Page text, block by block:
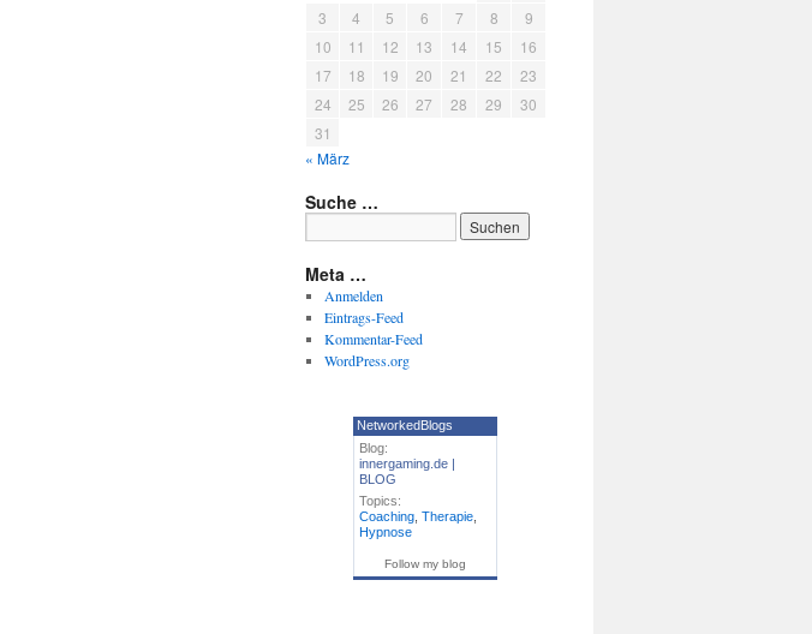
3
4 5 6 7 8
9
10
11 12 13 14 15
16
17
18 19 20 21 22
23
24
25 26 27 28 29
30
31
« März
Suche …
Meta …
Anmelden
Eintrags-Feed
Kommentar-Feed
WordPress.org
NetworkedBlogs
Blog:
innergaming.de |
BLOG
Topics:
Coaching Therapie
Hypnose
Follow my blog